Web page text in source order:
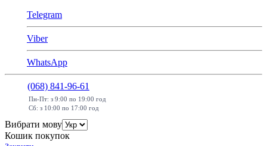
Telegram
Viber
WhatsApp
(068) 841-96-61
Пн-Пт: з 9:00 по 19:00 год
Сб: з 10:00 по 17:00 год
Вибрати мову
Кошик покупок